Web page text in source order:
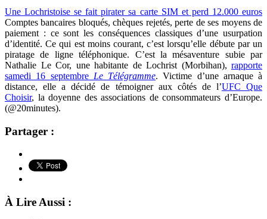
Une Lochristoise se fait pirater sa carte SIM et perd 12.000 euros
Comptes bancaires bloqués, chèques rejetés, perte de ses moyens de
paiement : ce sont les conséquences classiques d’une usurpation
d’identité. Ce qui est moins courant, c’est lorsqu’elle débute par un
piratage de ligne téléphonique. C’est la mésaventure subie par
Nathalie Le Cor, une habitante de Lochrist (Morbihan), rapporte
samedi 16 septembre Le Télégramme. Victime d’une arnaque à
distance, elle a décidé de témoigner aux côtés de l’UFC Que
Choisir, la doyenne des associations de consommateurs d’Europe.
(@20minutes).
Partager :
À Lire Aussi :